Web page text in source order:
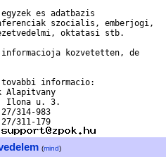
es adatbazis
szocialis, emberjogi,
oktatasi stb.
informacioja kozvetetten, de
informacio:
Alapitvany
Ilona u. 3.
314-983
311-179
(mind)